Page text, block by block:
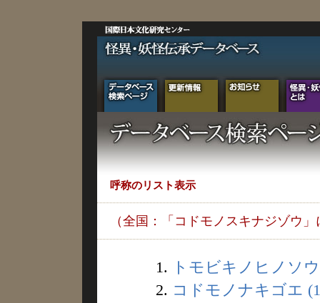
呼称のリスト表示
（全国：「コドモノスキナジゾウ
1.
トモビキノヒノソ
2. コドモノナキゴエ